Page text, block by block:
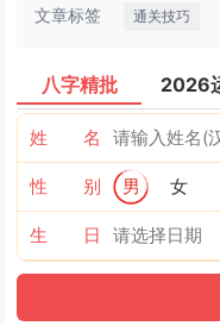
文章标签 通关技巧
八字精批 2026
姓 名
性 别 男 女
生 日